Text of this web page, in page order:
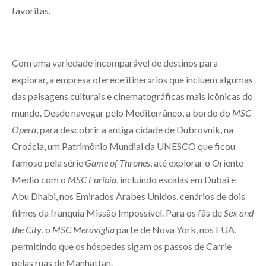
favoritas.
Com uma variedade incomparável de destinos para
explorar, a empresa oferece itinerários que incluem algumas
das paisagens culturais e cinematográficas mais icônicas do
mundo. Desde navegar pelo Mediterrâneo, a bordo do MSC
Opera, para descobrir a antiga cidade de Dubrovnik, na
Croácia, um Patrimônio Mundial da UNESCO que ficou
famoso pela sérieGame of Thrones, até explorar o Oriente
Médio com o MSC Euribia, incluindo escalas em Dubai e
Abu Dhabi, nos Emirados Árabes Unidos, cenários de dois
filmes da franquia Missão Impossível. Para os fãs deSex and
the City, o MSC Meravigliaparte de Nova York, nos EUA,
permitindo que os hóspedes sigam os passos de Carrie
pelas ruas de Manhattan.